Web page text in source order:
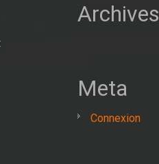
Archives
Meta
Connexion